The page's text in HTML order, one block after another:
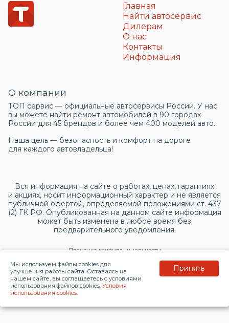
Главная
Найти автосервис
Дилерам
О нас
Контакты
Информация
О компании
ТОП сервис — официальные автосервисы России. У нас
вы можете найти ремонт автомобилей в 90 городах
России для 45 брендов и более чем 400 моделей авто.
Наша цель — безопасность и комфорт на дороге
для каждого автовладельца!
Вся информация на сайте о работах, ценах, гарантиях
и акциях, носит информационный характер и не является
публичной офертой, определяемой положениями ст. 437
(2) ГК РФ. Опубликованная на данном сайте информация
может быть изменена в любое время без
предварительного уведомления.
Политика конфиденциальности
Согласие на обработку персональных данных
© 2026 topservice.su
Мы используем файлы cookies для
улучшения работы сайта. Оставаясь на
нашем сайте, вы соглашаетесь с условиями
использования файлов cookies. Условия
использования cookies.
Принять